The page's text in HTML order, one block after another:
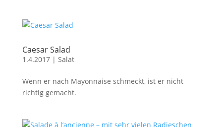
Caesar Salad
1.4.2017| Salat
Wenn er nach Mayonnaise schmeckt, ist er nicht
richtig gemacht.